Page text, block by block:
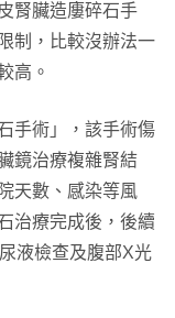
腎臟造廔碎石手
制，比較沒辦法一
高。
手術」，該手術傷
鏡治療複雜腎結
天數、感染等風
治療完成後，後續
液檢查及腹部X光